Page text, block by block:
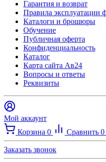
Гарантия и возврат
Правила эксплуатации
Каталоги и брошюры
Обучение
Публичная оферта
Конфиденциальность
Каталог
Карта сайта Ав24
Вопросы и ответы
Реквизиты
Мой аккаунт
Корзина 0 Сравнить 0
Заказать звонок